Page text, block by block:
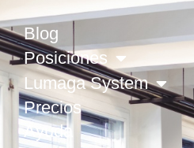
Blog
Posiciones
Lumaga System
Precios
Ayuda